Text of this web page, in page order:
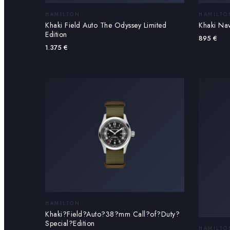
HAMILTON
Khaki Field Auto The Odyssey Limited
Edition
1.375 €
Khaki
895 €
HAMILTON
Khaki?Field?Auto?38?mm Call?of?Duty?
Special?Edition